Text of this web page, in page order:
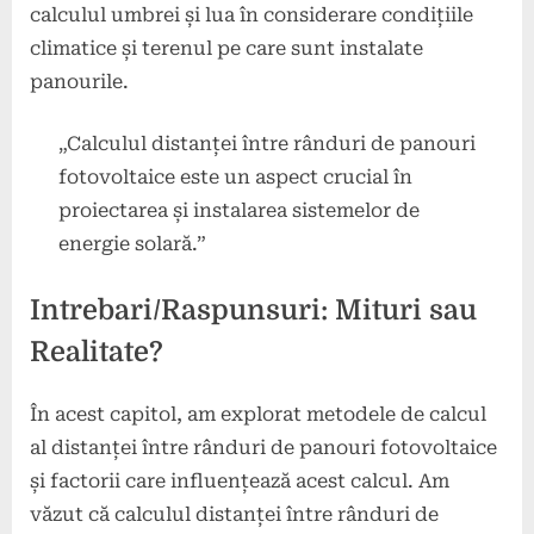
calculul umbrei și lua în considerare condițiile
climatice și terenul pe care sunt instalate
panourile.
„Calculul distanței între rânduri de panouri
fotovoltaice este un aspect crucial în
proiectarea și instalarea sistemelor de
energie solară.”
Intrebari/Raspunsuri: Mituri sau
Realitate?
În acest capitol, am explorat metodele de calcul
al distanței între rânduri de panouri fotovoltaice
și factorii care influențează acest calcul. Am
văzut că calculul distanței între rânduri de